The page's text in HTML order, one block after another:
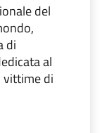
del
di
al
vittime di